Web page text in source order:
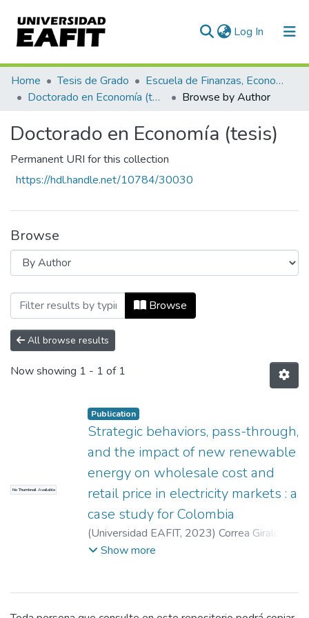
Log In (current)
Communities & Collections
All of DSpace
Home Tesis de Grado
Escuela de Finanzas, Economía y Gobierno
Doctorado en Economía (tesis)
Browse by Author
Doctorado en Economía (tesis)
Permanent URI for this collection
https://hdl.handle.net/10784/30030
Browse
Browsing Doctorado en Economía
Browse
All browse results
Now showing 1 - 1 of 1
No Thumbnail Available
Publication
Strategic behaviors, pass-through,
and the impact of new renewable
energy on wholesale cost and
retail price in electricity markets : a
case study for Colombia
(Universidad EAFIT, 2023) Correa Giraldo,
Manuel Salvador
Show more